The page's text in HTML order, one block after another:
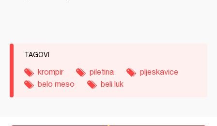
TAGOVI
krompir piletina
pljeskavice
belo meso
beli luk